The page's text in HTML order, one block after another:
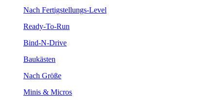
Nach Fertigstellungs-Level
Ready-To-Run
Bind-N-Drive
Baukästen
Nach Größe
Minis & Micros